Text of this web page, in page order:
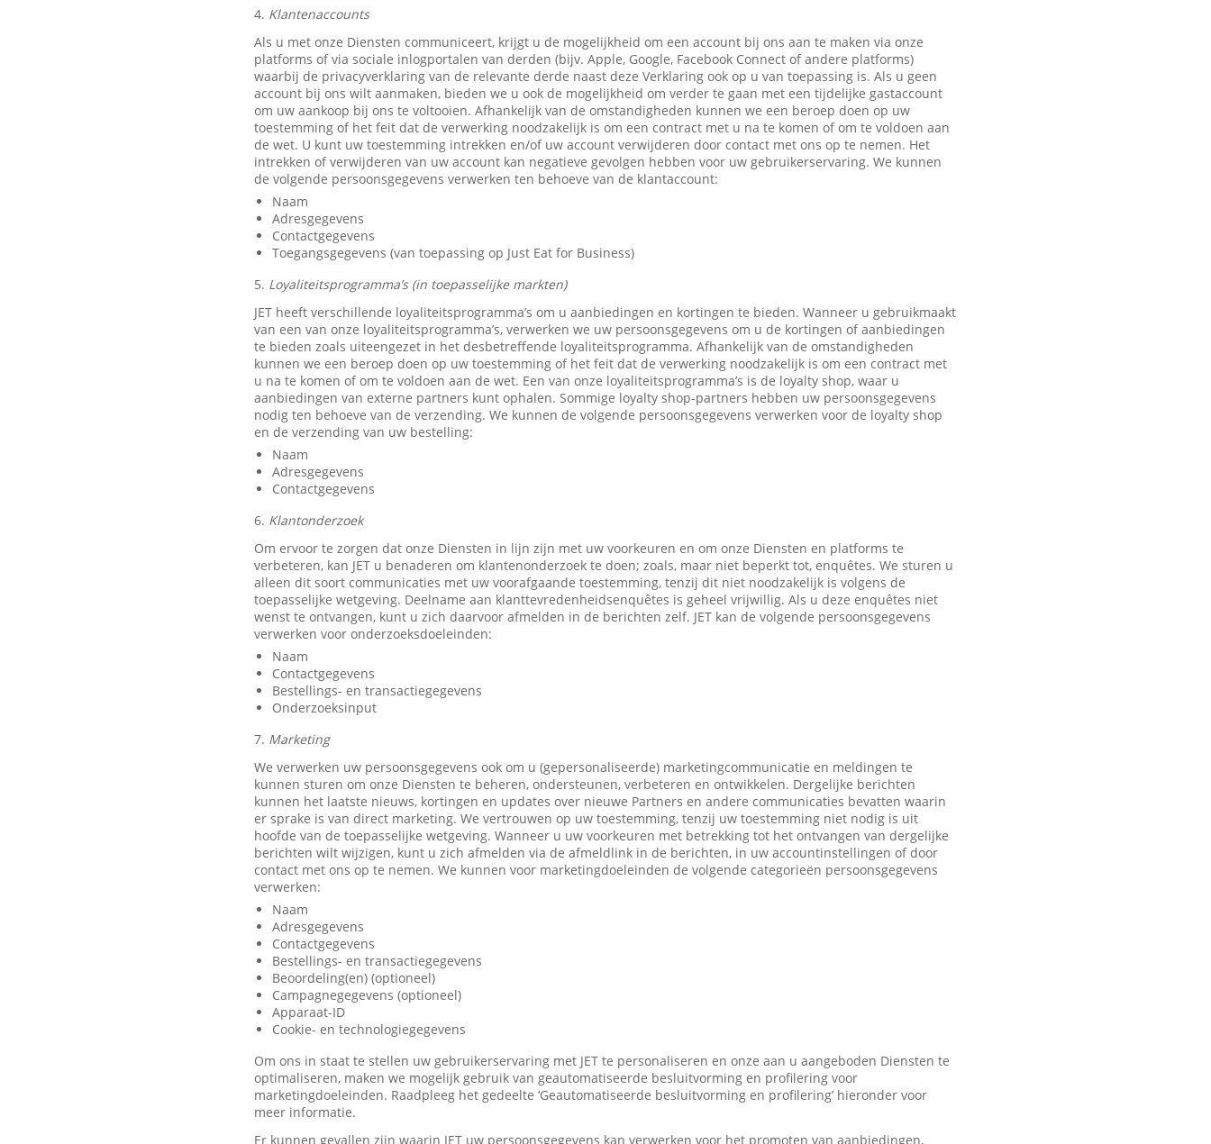
4. Klantenaccounts
Als u met onze Diensten communiceert, krijgt u de mogelijkheid om een account bij ons aan te maken via onze
platforms of via sociale inlogportalen van derden (bijv. Apple, Google, Facebook Connect of andere platforms)
waarbij de privacyverklaring van de relevante derde naast deze Verklaring ook op u van toepassing is. Als u geen
account bij ons wilt aanmaken, bieden we u ook de mogelijkheid om verder te gaan met een tijdelijke gastaccount
om uw aankoop bij ons te voltooien. Afhankelijk van de omstandigheden kunnen we een beroep doen op uw
toestemming of het feit dat de verwerking noodzakelijk is om een contract met u na te komen of om te voldoen aan
de wet. U kunt uw toestemming intrekken en/of uw account verwijderen door contact met ons op te nemen. Het
intrekken of verwijderen van uw account kan negatieve gevolgen hebben voor uw gebruikerservaring. We kunnen
de volgende persoonsgegevens verwerken ten behoeve van de klantaccount:
Naam
Adresgegevens
Contactgegevens
Toegangsgegevens (van toepassing op Just Eat for Business)
5. Loyaliteitsprogramma’s (in toepasselijke markten)
JET heeft verschillende loyaliteitsprogramma’s om u aanbiedingen en kortingen te bieden. Wanneer u gebruikmaakt
van een van onze loyaliteitsprogramma’s, verwerken we uw persoonsgegevens om u de kortingen of aanbiedingen
te bieden zoals uiteengezet in het desbetreffende loyaliteitsprogramma. Afhankelijk van de omstandigheden
kunnen we een beroep doen op uw toestemming of het feit dat de verwerking noodzakelijk is om een contract met
u na te komen of om te voldoen aan de wet. Een van onze loyaliteitsprogramma’s is de loyalty shop, waar u
aanbiedingen van externe partners kunt ophalen. Sommige loyalty shop-partners hebben uw persoonsgegevens
nodig ten behoeve van de verzending. We kunnen de volgende persoonsgegevens verwerken voor de loyalty shop
en de verzending van uw bestelling:
Naam
Adresgegevens
Contactgegevens
6. Klantonderzoek
Om ervoor te zorgen dat onze Diensten in lijn zijn met uw voorkeuren en om onze Diensten en platforms te
verbeteren, kan JET u benaderen om klantenonderzoek te doen; zoals, maar niet beperkt tot, enquêtes. We sturen u
alleen dit soort communicaties met uw voorafgaande toestemming, tenzij dit niet noodzakelijk is volgens de
toepasselijke wetgeving. Deelname aan klanttevredenheidsenquêtes is geheel vrijwillig. Als u deze enquêtes niet
wenst te ontvangen, kunt u zich daarvoor afmelden in de berichten zelf. JET kan de volgende persoonsgegevens
verwerken voor onderzoeksdoeleinden:
Naam
Contactgegevens
Bestellings- en transactiegegevens
Onderzoeksinput
7. Marketing
We verwerken uw persoonsgegevens ook om u (gepersonaliseerde) marketingcommunicatie en meldingen te
kunnen sturen om onze Diensten te beheren, ondersteunen, verbeteren en ontwikkelen. Dergelijke berichten
kunnen het laatste nieuws, kortingen en updates over nieuwe Partners en andere communicaties bevatten waarin
er sprake is van direct marketing. We vertrouwen op uw toestemming, tenzij uw toestemming niet nodig is uit
hoofde van de toepasselijke wetgeving. Wanneer u uw voorkeuren met betrekking tot het ontvangen van dergelijke
berichten wilt wijzigen, kunt u zich afmelden via de afmeldlink in de berichten, in uw accountinstellingen of door
contact met ons op te nemen. We kunnen voor marketingdoeleinden de volgende categorieën persoonsgegevens
verwerken:
Naam
Adresgegevens
Contactgegevens
Bestellings- en transactiegegevens
Beoordeling(en) (optioneel)
Campagnegegevens (optioneel)
Apparaat-ID
Cookie- en technologiegegevens
Om ons in staat te stellen uw gebruikerservaring met JET te personaliseren en onze aan u aangeboden Diensten te
optimaliseren, maken we mogelijk gebruik van geautomatiseerde besluitvorming en profilering voor
marketingdoeleinden. Raadpleeg het gedeelte ‘Geautomatiseerde besluitvorming en profilering’ hieronder voor
meer informatie.
Er kunnen gevallen zijn waarin JET uw persoonsgegevens kan verwerken voor het promoten van aanbiedingen,